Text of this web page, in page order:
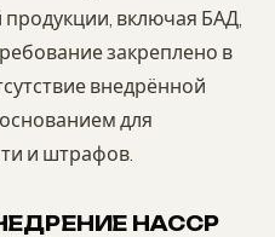
включая БАД,
закреплено в
внедрённой
для
и штрафов.
HACCP